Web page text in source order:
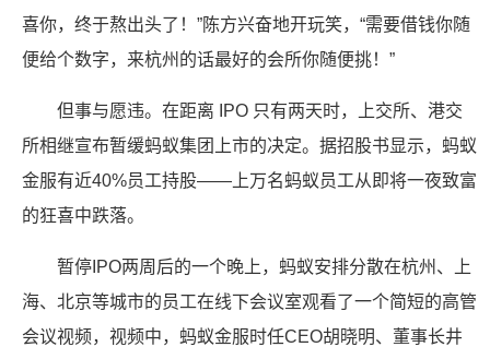
喜你，终于熬出头了！”陈方兴奋地开玩笑，“需要借钱你随
便给个数字，来杭州的话最好的会所你随便挑！”
但事与愿违。在距离 IPO 只有两天时，上交所、港交
所相继宣布暂缓蚂蚁集团上市的决定。据招股书显示，蚂蚁
金服有近40%员工持股——上万名蚂蚁员工从即将一夜致富
的狂喜中跌落。
暂停IPO两周后的一个晚上，蚂蚁安排分散在杭州、上
海、北京等城市的员工在线下会议室观看了一个简短的高管
会议视频，视频中，蚂蚁金服时任CEO胡晓明、董事长井